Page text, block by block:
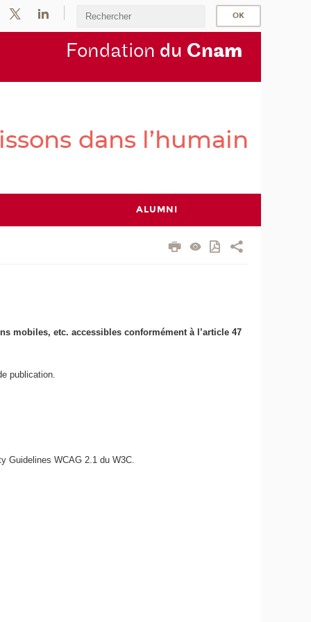
Fondation du Cnam
ALUMNI
mobiles, etc. accessibles conformément à l’article 47
publication.
Guidelines WCAG 2.1 du W3C.